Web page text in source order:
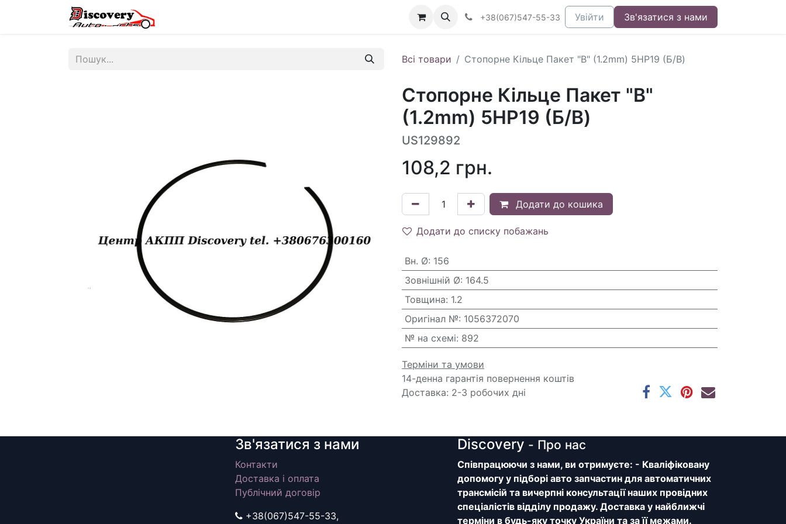
+38(067)547-55-33 Увійти Зв'язатися з нами
Всі товари Стопорне Кільце Пакет "B" (1.2mm) 5HP19 (Б/В)
Стопорне Кільце Пакет "B"
(1.2mm) 5HP19 (Б/В)
US129892
108,2 грн.
Додати до кошика
Додати до списку побажань
Вн. Ø: 156
Зовнішній Ø: 164.5
Товщина: 1.2
Оригінал №: 1056372070
№ на схемі: 892
Терміни та умови
14-денна гарантія повернення коштів
Доставка: 2-3 робочих дні
Зв'язатися з нами
Контакти
Доставка і оплата
Публічний договір
+38(067)547-55-33,
Discovery - Про нас
Співпрацюючи з нами, ви отримуєте: - Кваліфіковану
допомогу у підборі авто запчастин для автоматичних
трансмісій та вичерпні консультації наших провідних
спеціалістів відділу продажу. Доставка у найближчі
терміни в будь-яку точку України та за її межами.